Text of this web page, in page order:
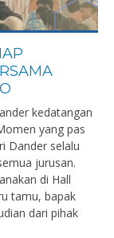
kedatangan
yang pas
Dander selalu
jurusan.
di Hall
tamu, bapak
dari pihak